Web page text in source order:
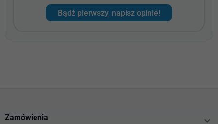
Bądź pierwszy, napisz opinie!
Zamówienia 